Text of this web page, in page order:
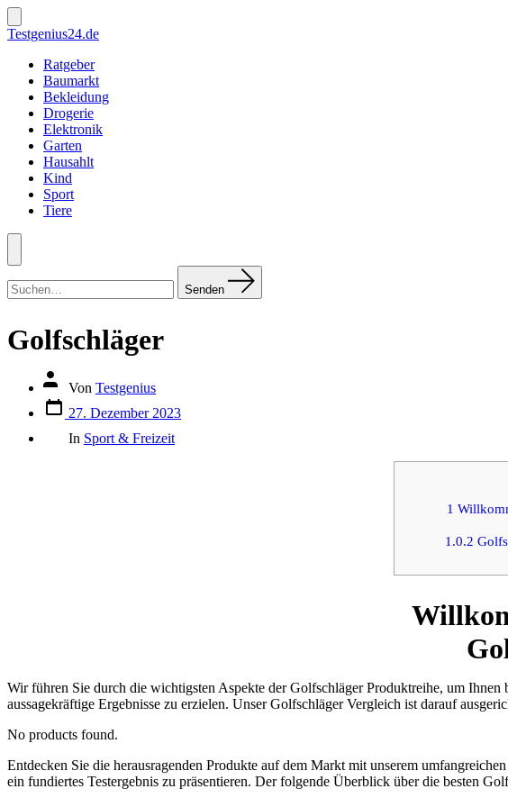
Zum
Inhalt
springen
Suche
ein-/ausblenden
Testgenius24.de
Ratgeber
Baumarkt
Bekleidung
Drogerie
Elektronik
Garten
Hausahlt
Kind
Sport
Tiere
Menü
nach:
Senden
Golfschläger
Autor
Beitrags
Von Testgenius
Datum
des
Beitrags
27. Dezember 2023
In Sport & Freizeit
1
1.0.2
Wir führen Sie durch die wichtigsten Aspekte der Golfschläger Produktreihe, um
aussagekräftige Ergebnisse zu erzielen. Unser Golfschläger Vergleich ist darauf
No products found.
Entdecken Sie die herausragenden Produkte auf dem Markt mit unserem umfangreichen
ein fundiertes Testergebnis zu präsentieren. Der folgende Überblick über die besten